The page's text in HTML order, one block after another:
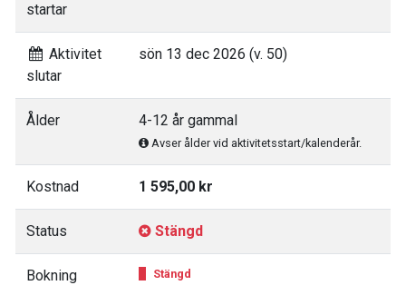
startar
Aktivitet
slutar
sön 13 dec 2026 (v. 50)
Ålder 4-12 år gammal
Avser ålder vid aktivitetsstart/kalenderår.
Kostnad 1 595,00 kr
Status Stängd
Bokning Stängd